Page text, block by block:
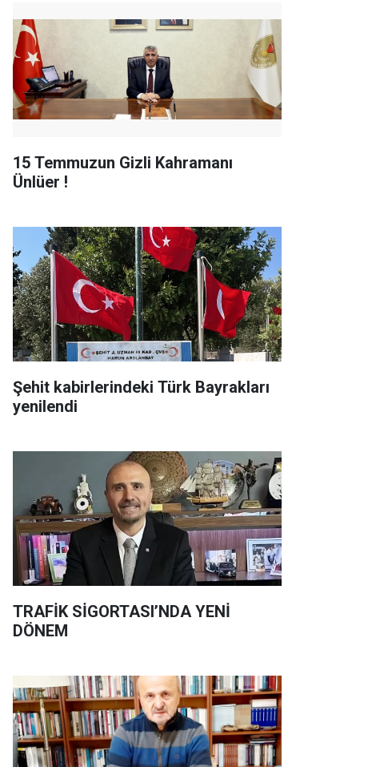
15 Temmuzun Gizli Kahramanı
Ünlüer !
Şehit kabirlerindeki Türk Bayrakları
yenilendi
TRAFİK SİGORTASI’NDA YENİ
DÖNEM